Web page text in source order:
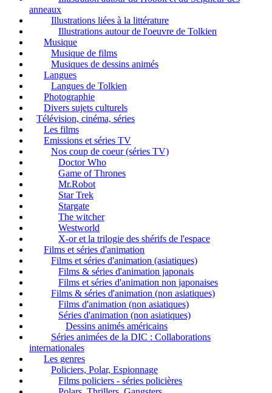
anneaux
Illustrations liées à la littérature
Illustrations autour de l'oeuvre de Tolkien
Musique
Musique de films
Musiques de dessins animés
Langues
Langues de Tolkien
Photographie
Divers sujets culturels
Télévision, cinéma, séries
Les films
Emissions et séries TV
Nos coup de coeur (séries TV)
Doctor Who
Game of Thrones
Mr.Robot
Star Trek
Stargate
The witcher
Westworld
X-or et la trilogie des shérifs de l'espace
Films et séries d'animation
Films et séries d'animation (asiatiques)
Films & séries d'animation japonais
Films et séries d'animation non japonaises
Films & séries d'animation (non asiatiques)
Films d'animation (non asiatiques)
Séries d'animation (non asiatiques)
Dessins animés américains
Séries animées de la DIC : Collaborations
internationales
Les genres
Policiers, Polar, Espionnage
Films policiers - séries policières